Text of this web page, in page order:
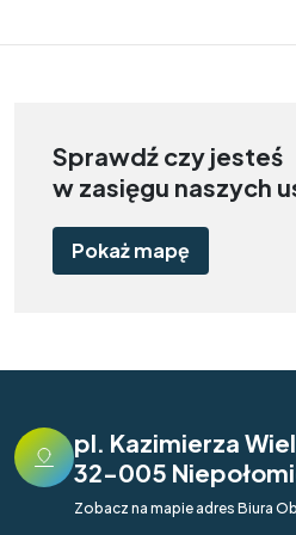
Sprawdź czy jesteś
w zasięgu naszych
Pokaż mapę
pl. Kazimierza
32-005
Zobacz na mapie adres Biura